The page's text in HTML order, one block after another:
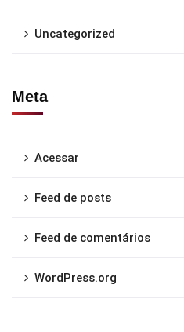
Uncategorized
Meta
Acessar
Feed de posts
Feed de comentários
WordPress.org